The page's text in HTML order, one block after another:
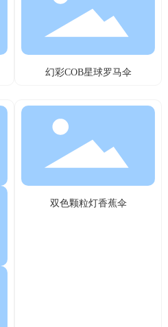
幻彩COB星球罗马伞
双色颗粒灯香蕉伞